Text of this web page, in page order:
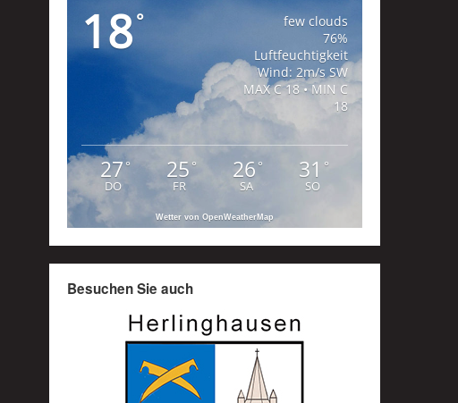
18°
few clouds
76%
Luftfeuchtigkeit
Wind: 2m/s SW
MAX C 18 • MIN C
18
27°
DO
25°
FR
26 °
SA
31 °
SO
Wetter von OpenWeatherMap
Besuchen Sie auch